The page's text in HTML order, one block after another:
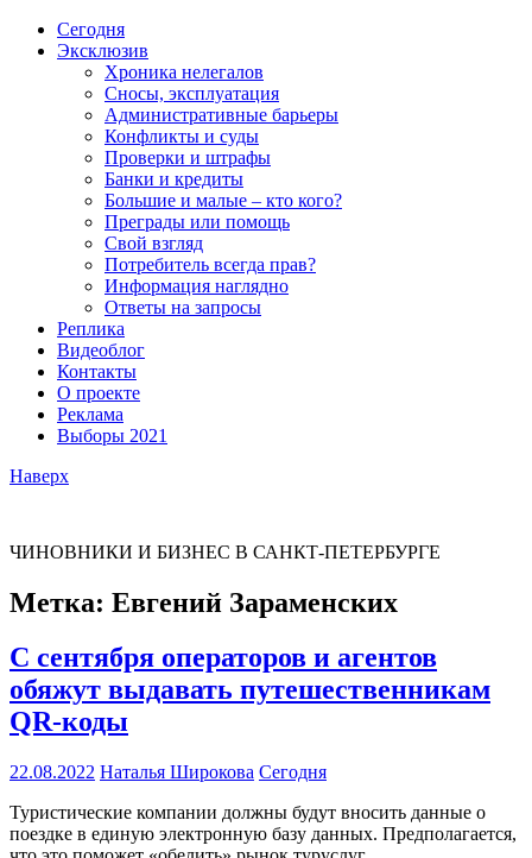
Сегодня
Эксклюзив
Хроника нелегалов
Сносы, эксплуатация
Административные барьеры
Конфликты и суды
Проверки и штрафы
Банки и кредиты
Большие и малые – кто кого?
Преграды или помощь
Свой взгляд
Потребитель всегда прав?
Информация наглядно
Ответы на запросы
Реплика
Видеоблог
Контакты
О проекте
Реклама
Выборы 2021
Наверх
ЧИНОВНИКИ И БИЗНЕС В САНКТ-ПЕТЕРБУРГЕ
Метка: Евгений Зараменских
С сентября операторов и агентов
обяжут выдавать путешественникам
QR-коды
22.08.2022 Наталья Широкова Сегодня
Туристические компании должны будут вносить данные о
поездке в единую электронную базу данных. Предполагается,